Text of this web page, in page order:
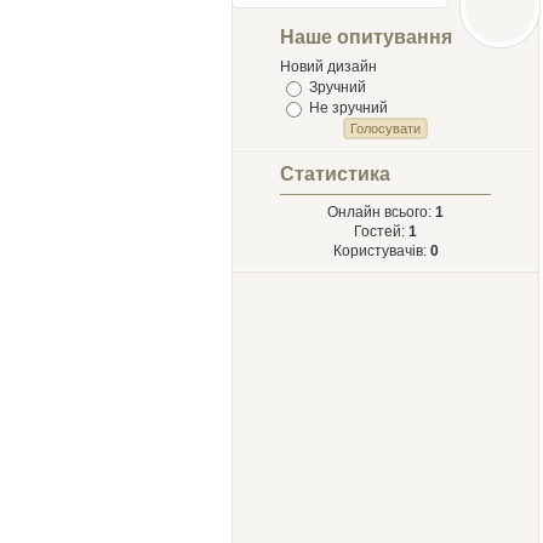
Лыст
Твору Ырий
Наше опитування
Новий дизайн
Зручний
Не зручний
Статистика
Онлайн всього: 1
Гостей: 1
Користувачів: 0